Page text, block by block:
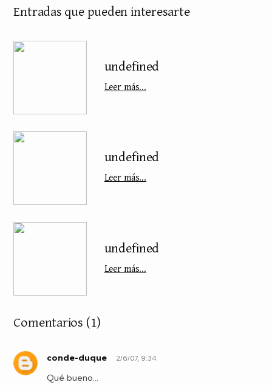
Entradas que pueden interesarte
undefined
Leer más...
undefined
Leer más...
undefined
Leer más...
Comentarios (1)
c conde-duque 2/6/07, 9:34
Qué bueno...